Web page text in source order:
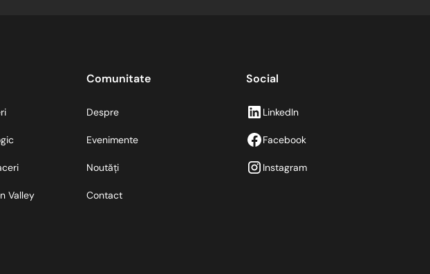
Valley
Comunitate
Despre
Evenimente
Noutăți
Contact
Social
LinkedIn
Facebook
Instagram